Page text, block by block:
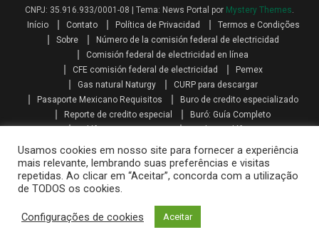
CNPJ: 35.916.933/0001-08 Tema: News Portal por Mystery Themes.
Início
Contato Política de Privacidad
Termos e Condições
Sobre
Número de la comisión federal de electricidad
Comisión federal de electricidad en línea
CFE comisión federal de electricidad
Pemex
Gas natural Naturgy
CURP para descargar
Pasaporte Mexicano Requisitos
Buro de credito especializado
Reporte de credito especial
Buró: Guía Completo
Como se calcula el aguinaldo
Aguinaldo por Ley
Aguinaldo
Como se calcula la prima vacacional
Primas vacacionales
Promociones telcel recargas
Paquetes amigo sin limite
Mi telcel paquetes
Recarga telcel en linea
Walmart facturacion
Costco facturacion
Sat facturas
Usamos cookies em nosso site para fornecer a experiência
mais relevante, lembrando suas preferências e visitas
repetidas. Ao clicar em “Aceitar”, concorda com a utilização
de TODOS os cookies.
Configurações de cookies Aceitar